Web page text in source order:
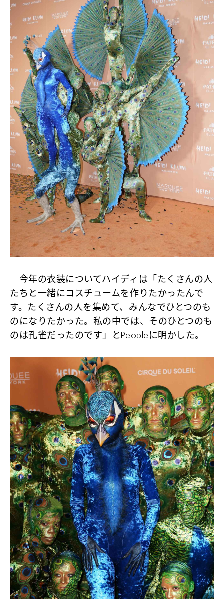
今年の衣装についてハイディは「たくさんの人
たちと一緒にコスチュームを作りたかったんで
す。たくさんの人を集めて、みんなでひとつのも
のになりたかった。私の中では、そのひとつのも
のは孔雀だったのです」とPeopleに明かした。